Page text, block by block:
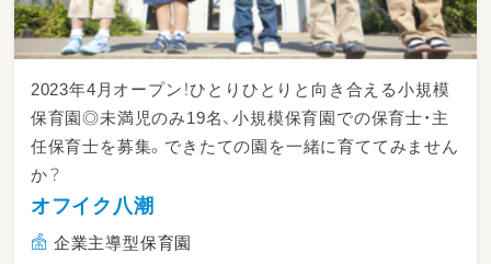
2023年4月オープン！ひとりひとりと向き合える小規模
保育園◎未満児のみ19名、小規模保育園での保育士・主
任保育士を募集。できたての園を一緒に育ててみません
か？
オフイク八潮
企業主導型保育園